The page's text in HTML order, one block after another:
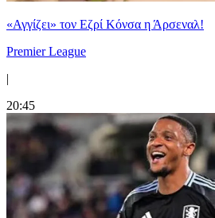
«Αγγίζει» τον Εζρί Κόνσα η Άρσεναλ!
Premier League
|
20:45